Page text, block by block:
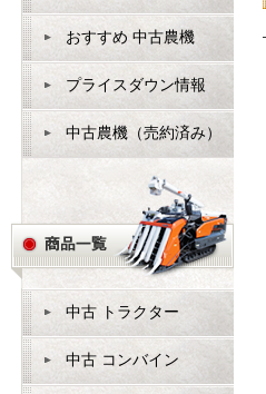
おすすめ 中古農機
プライスダウン情報
中古農機（売約済み）
中古 トラクター
中古 コンバイン